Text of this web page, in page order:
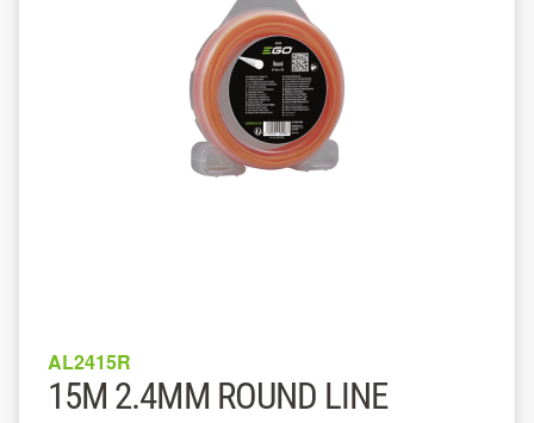
AL2415R
15M 2.4MM ROUND LINE